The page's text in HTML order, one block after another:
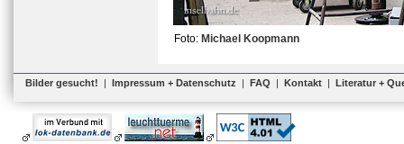
Foto: Michael Koopmann
Bilder gesucht! | Impressum + Datenschutz | FAQ | Kontakt | Literatur +